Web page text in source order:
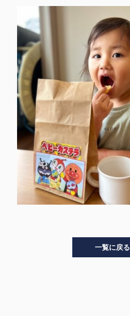
>
一覧に戻る